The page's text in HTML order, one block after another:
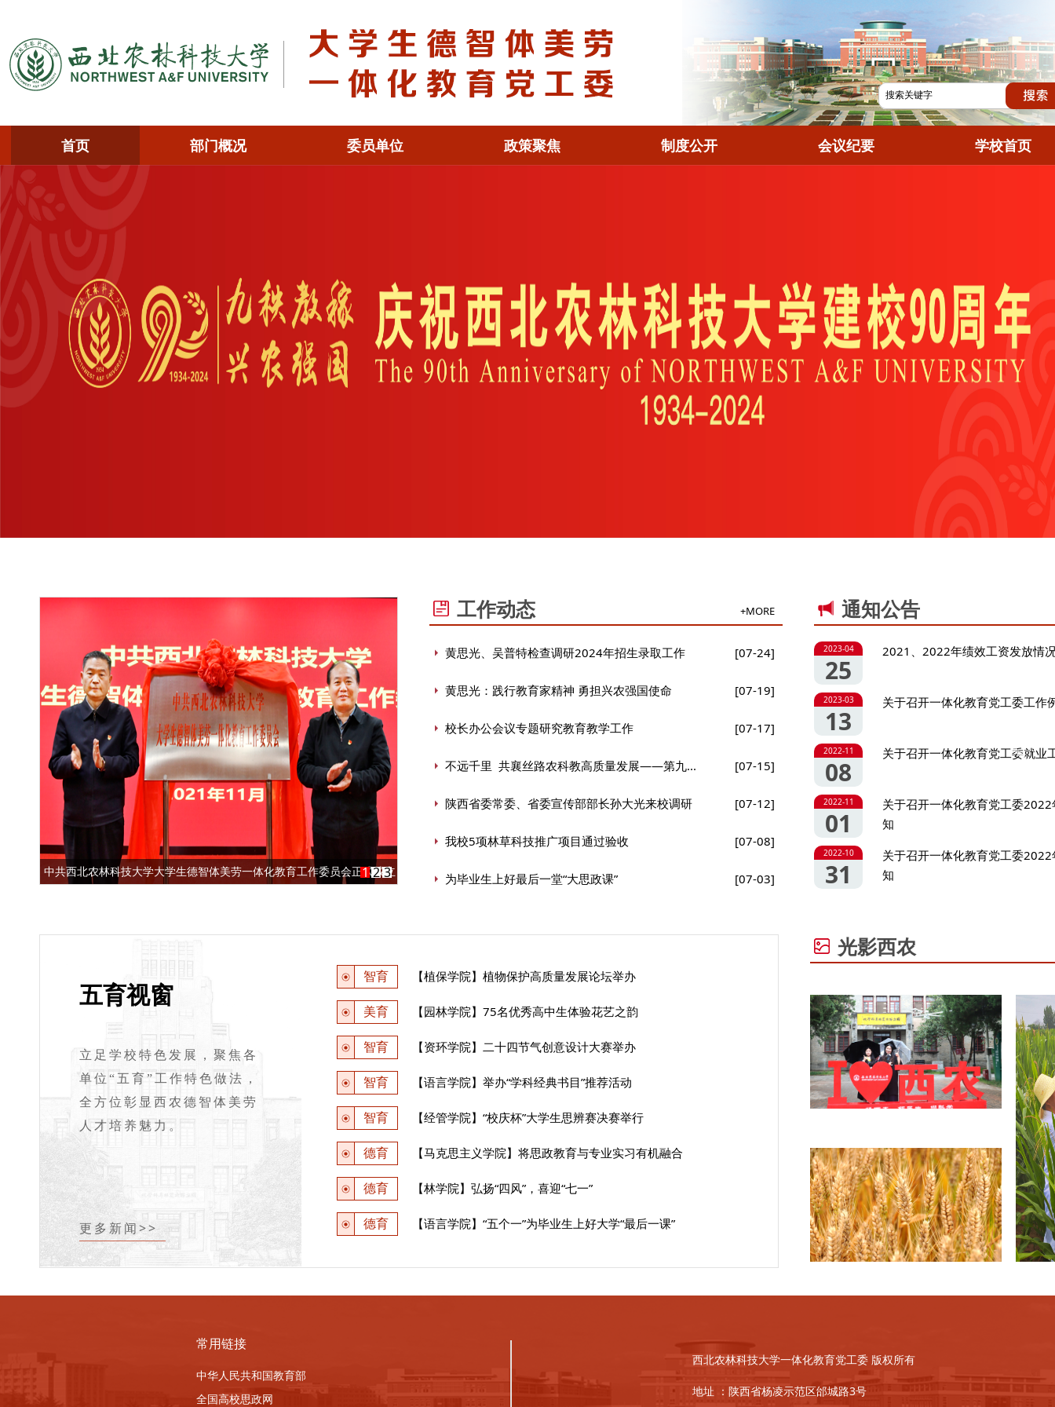
首页 部门概况 委员单位 政策聚焦 制度公开 会议纪要 学校首页
1 2 3
学习贯彻习近平新时代中国特色社会主义思想主题教育工作会议在京召开
+MORE
工作动态
[07-24]
黄思光、吴普特检查调研2024年招生录取工作
[07-19]
黄思光：践行教育家精神 勇担兴农强国使命
[07-17]
校长办公会议专题研究教育教学工作
[07-15]
不远千里 共襄丝路农科教高质量发展——第九...
[07-12]
陕西省委常委、省委宣传部部长孙大光来校调研
[07-08]
我校5项林草科技推广项目通过验收
[07-03]
为毕业生上好最后一堂“大思政课”
通知公告
2023-04
25
2021、2022年绩效工资发放情
2023-03
13
关于召开一体化教育党工委工作
2022-11
08
关于召开一体化教育党工委就业
2022-11
01
关于召开一体化教育党工委
知
2022-10
31
关于召开一体化教育党工委
知
五育视窗
立足学校特色发展，聚焦各
单位“五育”工作特色做法，
全方位彰显西农德智体美劳
人才培养魅力。
更多新闻>>
智育 【植保学院】植物保护高质量发展论坛举办
美育 【园林学院】75名优秀高中生体验花艺之韵
智育 【资环学院】二十四节气创意设计大赛举办
智育 【语言学院】举办“学科经典书目”推荐活动
智育 【经管学院】“校庆杯”大学生思辨赛决赛举行
德育 【马克思主义学院】将思政教育与专业实习有机融合
德育 【林学院】弘扬“四风”，喜迎“七一”
德育 【语言学院】“五个一”为毕业生上好大学“最后一课”
光影西农
常用链接
中华人民共和国教育部
全国高校思政网
西北农林科技大学一体化教育党工委 版权所有
地址 ：陕西省杨凌示范区邰城路3号